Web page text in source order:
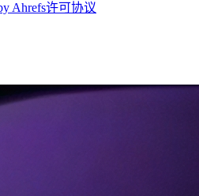
Ahrefs许可协议